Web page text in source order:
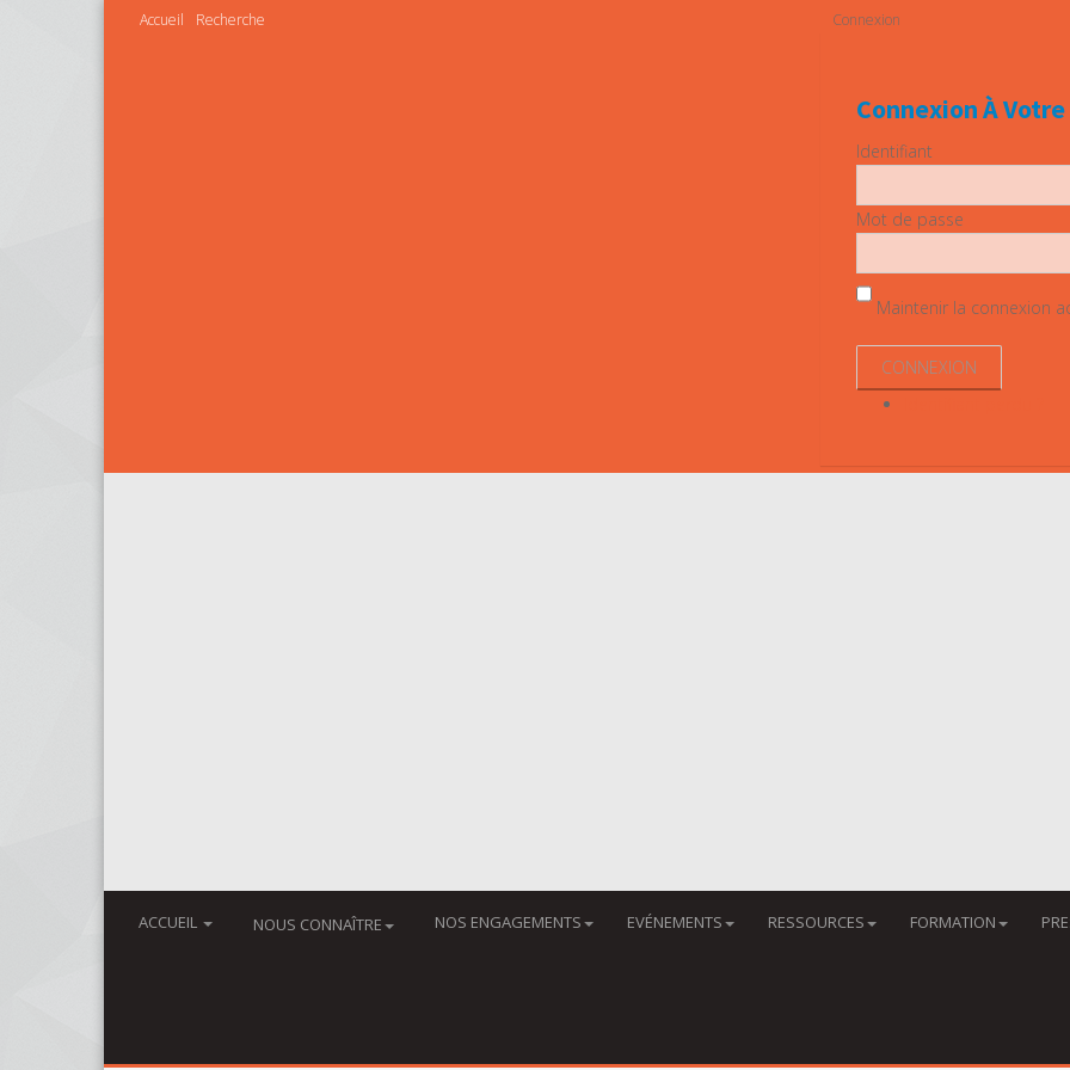
Accueil Recherche Connexion
Connexion À
Identifiant
Mot de passe
Maintenir la connexion
ACCUEIL NOUS CONNAÎTRE NOS ENGAGEMENTS EVÉNEMENTS RESSOURCES FORMATION